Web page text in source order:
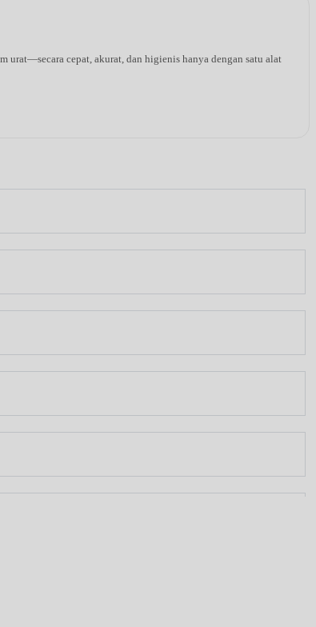
cepat, akurat, dan higienis hanya dengan satu alat